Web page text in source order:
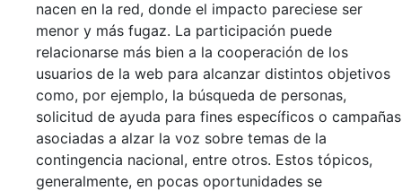
nacen en la red, donde el impacto pareciese ser
menor y más fugaz. La participación puede
relacionarse más bien a la cooperación de los
usuarios de la web para alcanzar distintos objetivos
como, por ejemplo, la búsqueda de personas,
solicitud de ayuda para fines específicos o campañas
asociadas a alzar la voz sobre temas de la
contingencia nacional, entre otros. Estos tópicos,
generalmente, en pocas oportunidades se